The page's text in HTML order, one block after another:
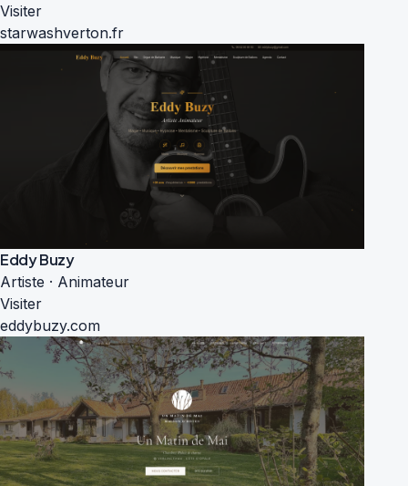
Visiter
starwashverton.fr
Eddy Buzy
Artiste · Animateur
Visiter
eddybuzy.com